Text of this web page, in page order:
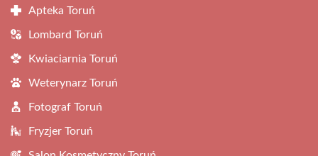
Apteka Toruń
Lombard Toruń
Kwiaciarnia Toruń
Weterynarz Toruń
Fotograf Toruń
Fryzjer Toruń